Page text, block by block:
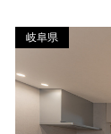
岐阜県